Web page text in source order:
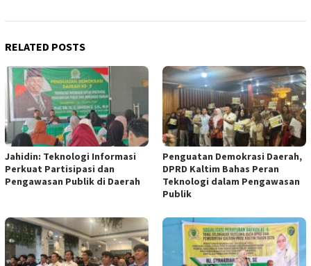
RELATED POSTS
Jahidin: Teknologi Informasi
Perkuat Partisipasi dan
Pengawasan Publik di Daerah
Penguatan Demokrasi Daerah,
DPRD Kaltim Bahas Peran
Teknologi dalam Pengawasan
Publik